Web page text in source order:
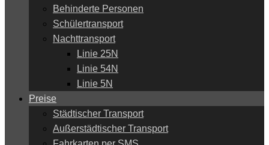
Behinderte Personen
Schülertransport
Nachttransport
Linie 25N
Linie 54N
Linie 5N
Preise
Städtischer Transport
Außerstädtischer Transport